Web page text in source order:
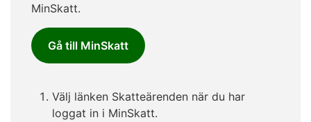
MinSkatt.
Gå till MinSkatt
Välj länken Skatteärenden när du har
loggat in i MinSkatt.